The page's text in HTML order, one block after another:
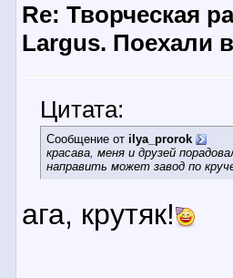
Re: Творческая
Largus. Поехали
Цитата:
Сообщение от ilya_prorok
красава, меня и друзей
направить может завод по
ага, крутяк!